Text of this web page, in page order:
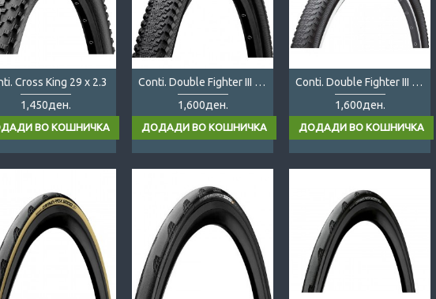
Cross King 29 x 2.3
1,450ден.
Conti. Double Fighter III 26x1.9
1,600ден.
Conti. Double Fighter III 27.5x2.0
1,600ден.